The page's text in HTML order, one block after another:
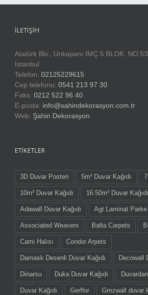
İLETIŞIM
Atatürk Blv., Unkapanı İMÇ 5 BLOK.
İstanbul
Telefon: 02125229615
Cep telefonu: 0541 213 97 30
Faks: 0212 522 96 40
E-posta: info@sahindekorasyon.com.tr
Web: Şahin Dekorasyon
ETIKETLER
3D Duvar Posteri 5m² Duvar Kağıdı
10m² Duvar Kağıdı 16.50m² Duvar Kağıdı
Adawall Duvar Kağıdı Agt Laminat Parke
Associated Weavers Balta Carpets
Cami Halısı Condor Arpets
Damask Desenli Duvar Kağıdı Decowall
Dinarsu Duka Duvar Kağıdı
Duvar Kağıdı Gerflor Gmzwall duvar